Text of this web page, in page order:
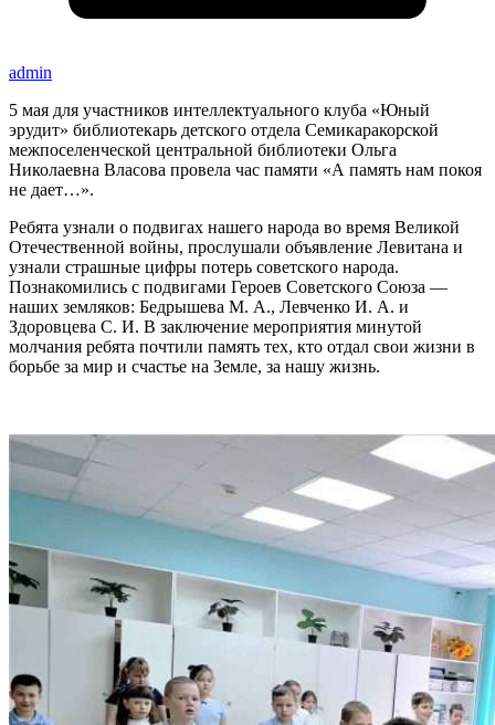
admin
5 мая для участников интеллектуального клуба «Юный
эрудит» библиотекарь детского отдела Семикаракорской
межпоселенческой центральной библиотеки Ольга
Николаевна Власова провела час памяти «А память нам покоя
не дает…».
Ребята узнали о подвигах нашего народа во время Великой
Отечественной войны, прослушали объявление Левитана и
узнали страшные цифры потерь советского народа.
Познакомились с подвигами Героев Советского Союза —
наших земляков: Бедрышева М. А., Левченко И. А. и
Здоровцева С. И. В заключение мероприятия минутой
молчания ребята почтили память тех, кто отдал свои жизни в
борьбе за мир и счастье на Земле, за нашу жизнь.